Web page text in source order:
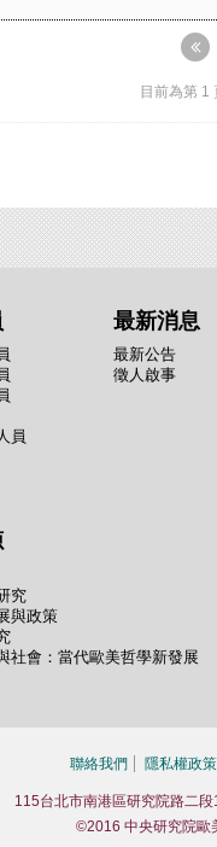
目前為第 1
員
最新消息
最新公告
徵人啟事
究
與政策
社會：當代歐美哲學新發展
聯絡我們 隱私權政策
115台北市南港區研究院路二
©2016 中央研究院歐